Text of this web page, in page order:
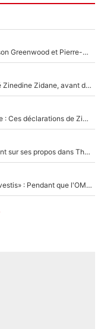
«La porte est ouverte pour tout le monde» : Mason Greenwood et Pierre-Emerick Aubameyang ont quitté l'OM, Amine Gouiri balance sur la suite du mercato et sur la réaction du vestiaire !
«Ça pue du c*l» : Quand Yannick Noah a clashé Zinedine Zidane, avant de se faire recadrer par le nouveau sélectionneur de l'équipe de France !
Michael Olise va se régaler en équipe de France : Ces déclarations de Zinedine Zidane qui prouvent qu'il va tout miser sur la star du Bayern Munich !
«Ç'a a été mal interprêté» : Medhi Benatia revient sur ses propos dans The Bridge et précise ses conditions pour rejoindre le PSG !
«Des milliards et des milliards de dollars sont investis» : Pendant que l'OM est en pleine crise financière, Frank McCourt lance un nouveau projet à 260M€ !